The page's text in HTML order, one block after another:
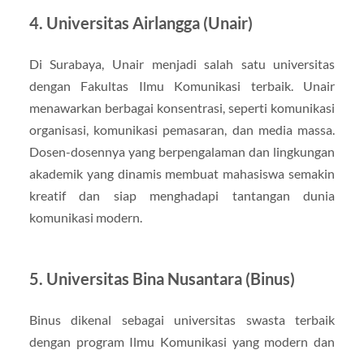
4. Universitas Airlangga (Unair)
Di Surabaya, Unair menjadi salah satu universitas
dengan Fakultas Ilmu Komunikasi terbaik. Unair
menawarkan berbagai konsentrasi, seperti komunikasi
organisasi, komunikasi pemasaran, dan media massa.
Dosen-dosennya yang berpengalaman dan lingkungan
akademik yang dinamis membuat mahasiswa semakin
kreatif dan siap menghadapi tantangan dunia
komunikasi modern.
5. Universitas Bina Nusantara (Binus)
Binus dikenal sebagai universitas swasta terbaik
dengan program Ilmu Komunikasi yang modern dan